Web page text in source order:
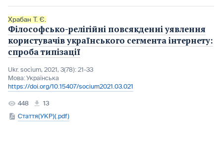
Храбан Т. Є.
Філософсько-релігійні повсякденні уявлення
користувачів українського сегмента інтернету:
спроба типізації
Ukr. socìum, 2021, 3(78): 21-33
Мова:Українська
https://doi.org/10.15407/socium2021.03.021
448
13
Стаття(УКР)(.pdf)